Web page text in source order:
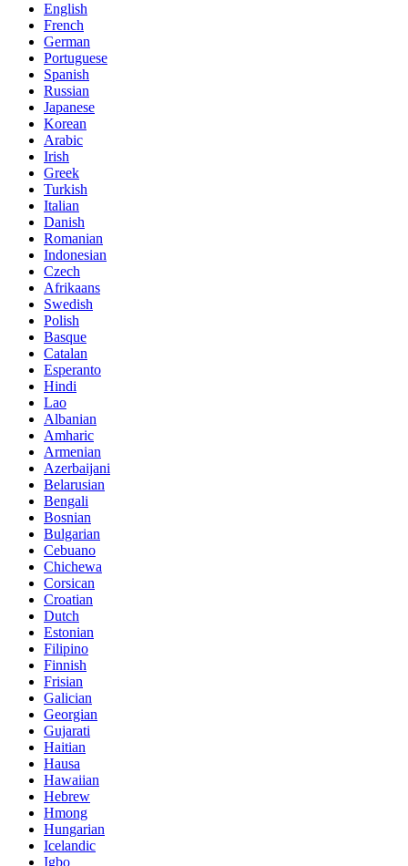
English
French
German
Portuguese
Spanish
Russian
Japanese
Korean
Arabic
Irish
Greek
Turkish
Italian
Danish
Romanian
Indonesian
Czech
Afrikaans
Swedish
Polish
Basque
Catalan
Esperanto
Hindi
Lao
Albanian
Amharic
Armenian
Azerbaijani
Belarusian
Bengali
Bosnian
Bulgarian
Cebuano
Chichewa
Corsican
Croatian
Dutch
Estonian
Filipino
Finnish
Frisian
Galician
Georgian
Gujarati
Haitian
Hausa
Hawaiian
Hebrew
Hmong
Hungarian
Icelandic
Igbo